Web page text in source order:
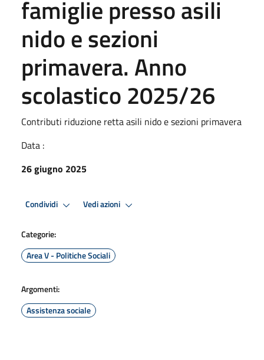
famiglie presso asili
nido e sezioni
primavera. Anno
scolastico 2025/26
Contributi riduzione retta asili nido e sezioni primavera
Data :
26 giugno 2025
Condividi Vedi azioni
Categorie:
Area V - Politiche Sociali
Argomenti:
Assistenza sociale